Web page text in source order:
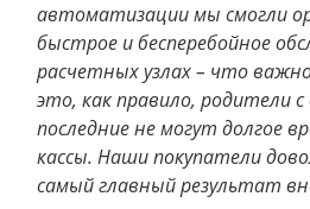
автоматизации мы смогли
быстрое и бесперебойное
расчетных узлах – что
это, как правило, родители
последние не могут долгое
кассы. Наши покупатели
самый главный результат